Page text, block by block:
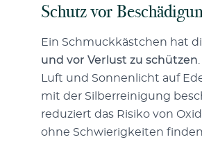
Schutz vor
Ein Schmuckkästchen hat
und vor Verlust zu schützen
Luft und Sonnenlicht auf
mit der Silberreinigung
reduziert das Risiko von
ohne Schwierigkeiten